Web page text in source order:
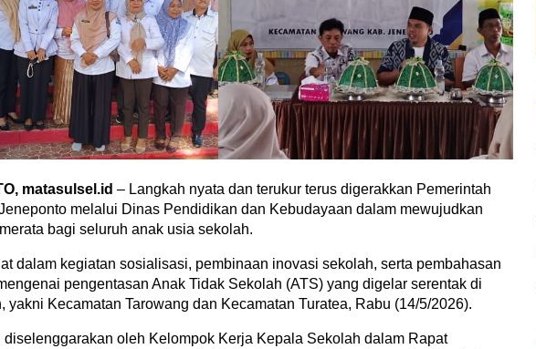
matasulsel.id – Langkah nyata dan terukur terus digerakkan Pemerintah
melalui Dinas Pendidikan dan Kebudayaan dalam mewujudkan
bagi seluruh anak usia sekolah.
dalam kegiatan sosialisasi, pembinaan inovasi sekolah, serta pembahasan
pengentasan Anak Tidak Sekolah (ATS) yang digelar serentak di
yakni Kecamatan Tarowang dan Kecamatan Turatea, Rabu (14/5/2026).
diselenggarakan oleh Kelompok Kerja Kepala Sekolah dalam Rapat